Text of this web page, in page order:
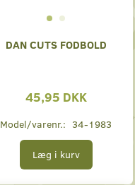
DAN CUTS FODBOLD
45,95 DKK
Model/varenr.: 34-1983
Læg i kurv